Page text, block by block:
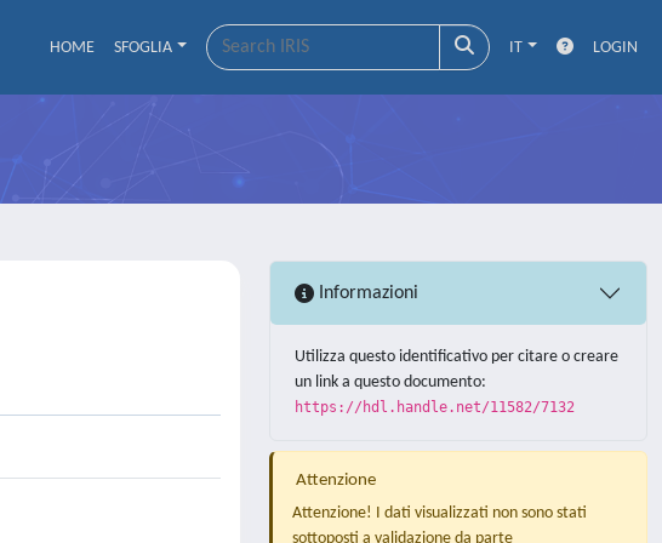
HOME SFOGLIA IT LOGIN
Informazioni
Utilizza questo identificativo per citare o creare
un link a questo documento:
https://hdl.handle.net/11582/7132
Attenzione
Attenzione! I dati visualizzati non sono stati
sottoposti a validazione da parte